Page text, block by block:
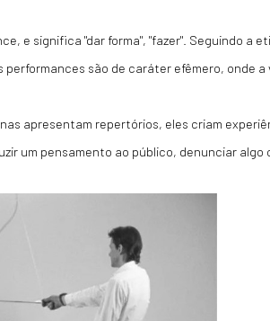
, e significa "dar forma", "fazer". Seguindo a
são de caráter efêmero, onde
apresentam repertórios, eles criam
um pensamento ao público, denunciar algo